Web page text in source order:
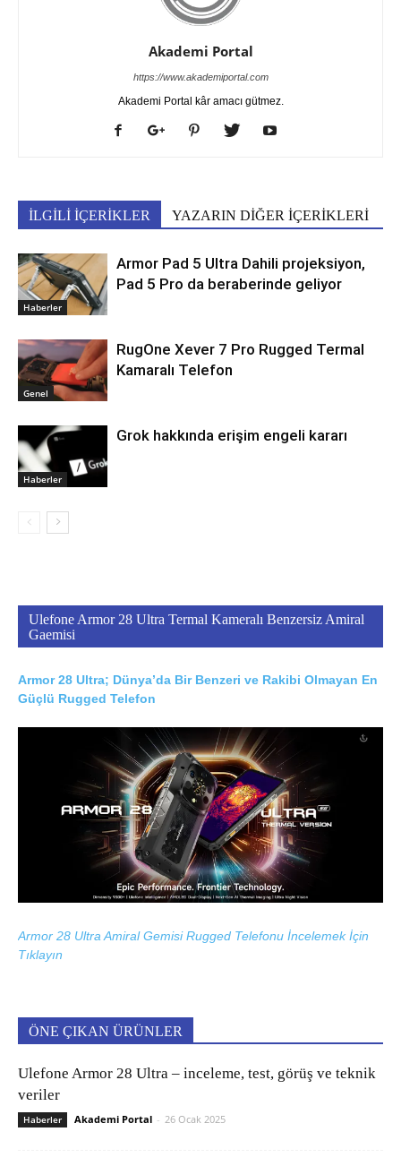
Akademi Portal
https://www.akademiportal.com
Akademi Portal kâr amacı gütmez.
İLGİLİ İÇERİKLER YAZARIN DİĞER İÇERİKLERİ
Haberler
Armor Pad 5 Ultra Dahili projeksiyon,
Pad 5 Pro da beraberinde geliyor
Genel
RugOne Xever 7 Pro Rugged Termal
Kamaralı Telefon
Haberler
Grok hakkında erişim engeli kararı
Ulefone Armor 28 Ultra Termal Kameralı Benzersiz Amiral
Gaemisi
Armor 28 Ultra; Dünya’da Bir Benzeri ve Rakibi Olmayan En
Güçlü Rugged Telefon
Armor 28 Ultra Amiral Gemisi Rugged Telefonu İncelemek İçin
Tıklayın
ÖNE ÇIKAN ÜRÜNLER
Ulefone Armor 28 Ultra – inceleme, test, görüş ve teknik
veriler
Haberler Akademi Portal - 26 Ocak 2025